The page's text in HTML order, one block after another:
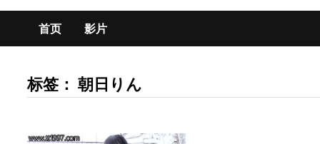
首页 影片
标签：朝日りん